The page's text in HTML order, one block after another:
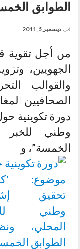
الطوابق
في ديسمبر 5, 2011
من أجل تقوية
الجهويين،
والقوالب
الصحافيين
دورة تكوينية
وطني للخبر
الخمسة”، و